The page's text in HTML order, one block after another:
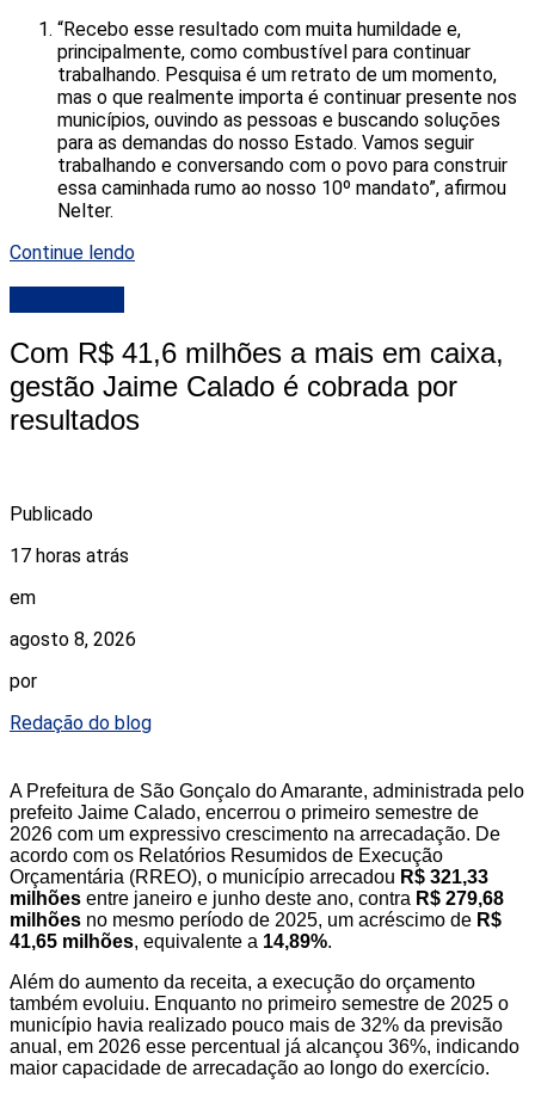
“Recebo esse resultado com muita humildade e,
principalmente, como combustível para continuar
trabalhando. Pesquisa é um retrato de um momento,
mas o que realmente importa é continuar presente nos
municípios, ouvindo as pessoas e buscando soluções
para as demandas do nosso Estado. Vamos seguir
trabalhando e conversando com o povo para construir
essa caminhada rumo ao nosso 10º mandato”, afirmou
Nelter.
Continue lendo
Com R$ 41,6 milhões a mais em caixa,
gestão Jaime Calado é cobrada por
resultados
Publicado
17 horas atrás
em
agosto 8, 2026
por
Redação do blog
A Prefeitura de São Gonçalo do Amarante, administrada pelo
prefeito Jaime Calado, encerrou o primeiro semestre de
2026 com um expressivo crescimento na arrecadação. De
acordo com os Relatórios Resumidos de Execução
Orçamentária (RREO), o município arrecadou R$ 321,33
milhões entre janeiro e junho deste ano, contra R$ 279,68
milhões no mesmo período de 2025, um acréscimo de R$
41,65 milhões, equivalente a 14,89%.
Além do aumento da receita, a execução do orçamento
também evoluiu. Enquanto no primeiro semestre de 2025 o
município havia realizado pouco mais de 32% da previsão
anual, em 2026 esse percentual já alcançou 36%, indicando
maior capacidade de arrecadação ao longo do exercício.